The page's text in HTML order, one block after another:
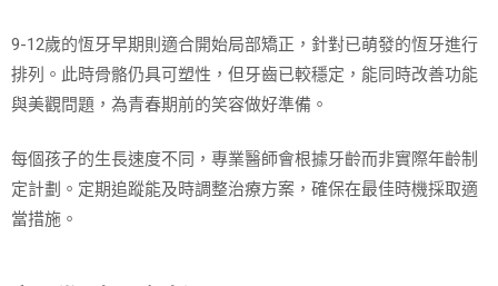
9-12歲的恆牙早期則適合開始局部矯正，針對已萌發的恆牙進行
排列。此時骨骼仍具可塑性，但牙齒已較穩定，能同時改善功能
與美觀問題，為青春期前的笑容做好準備。
每個孩子的生長速度不同，專業醫師會根據牙齡而非實際年齡制
定計劃。定期追蹤能及時調整治療方案，確保在最佳時機採取適
當措施。